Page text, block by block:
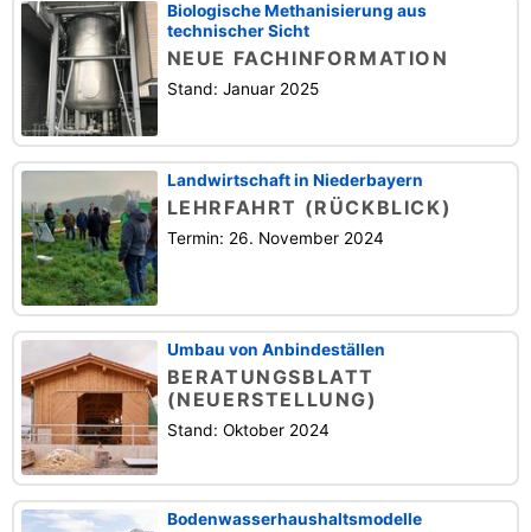
Biologische Methanisierung aus
technischer Sicht
NEUE FACHINFORMATION
Stand: Januar 2025
Landwirtschaft in Niederbayern
LEHRFAHRT (RÜCKBLICK)
Termin: 26. November 2024
Umbau von Anbindeställen
BERATUNGSBLATT
(NEUERSTELLUNG)
Stand: Oktober 2024
Bodenwasserhaushaltsmodelle